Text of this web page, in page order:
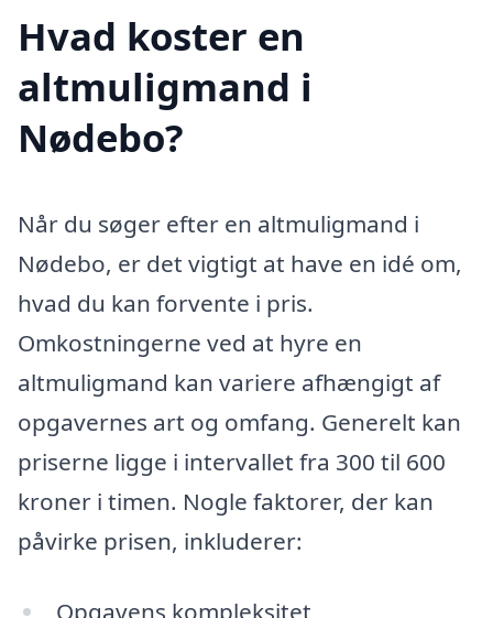
Hvad koster en
altmuligmand i
Nødebo?
Når du søger efter en altmuligmand i
Nødebo, er det vigtigt at have en idé om,
hvad du kan forvente i pris.
Omkostningerne ved at hyre en
altmuligmand kan variere afhængigt af
opgavernes art og omfang. Generelt kan
priserne ligge i intervallet fra 300 til 600
kroner i timen. Nogle faktorer, der kan
påvirke prisen, inkluderer:
Opgavens kompleksitet